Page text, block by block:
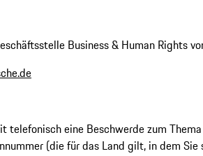
Business & Human Rights
telefonisch eine Beschwerde zum
(die für das Land gilt, in dem